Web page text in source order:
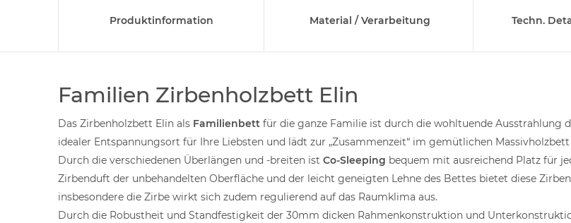
Produktinformation Material / Verarbeitung Techn.
Familien Zirbenholzbett Elin
Das Zirbenholzbett Elin als Familienbett für die ganze Familie ist durch die wohltuende Ausstrahlung
idealer Entspannungsort für Ihre Liebsten und lädt zur „Zusammenzeit“ im gemütlichen Massivholzbett
Durch die verschiedenen Überlängen und -breiten ist Co-Sleeping bequem mit ausreichend Platz für
Zirbenduft der unbehandelten Oberfläche und der leicht geneigten Lehne des Bettes bietet diese
insbesondere die Zirbe wirkt sich zudem regulierend auf das Raumklima aus.
Durch die Robustheit und Standfestigkeit der 30mm dicken Rahmenkonstruktion und